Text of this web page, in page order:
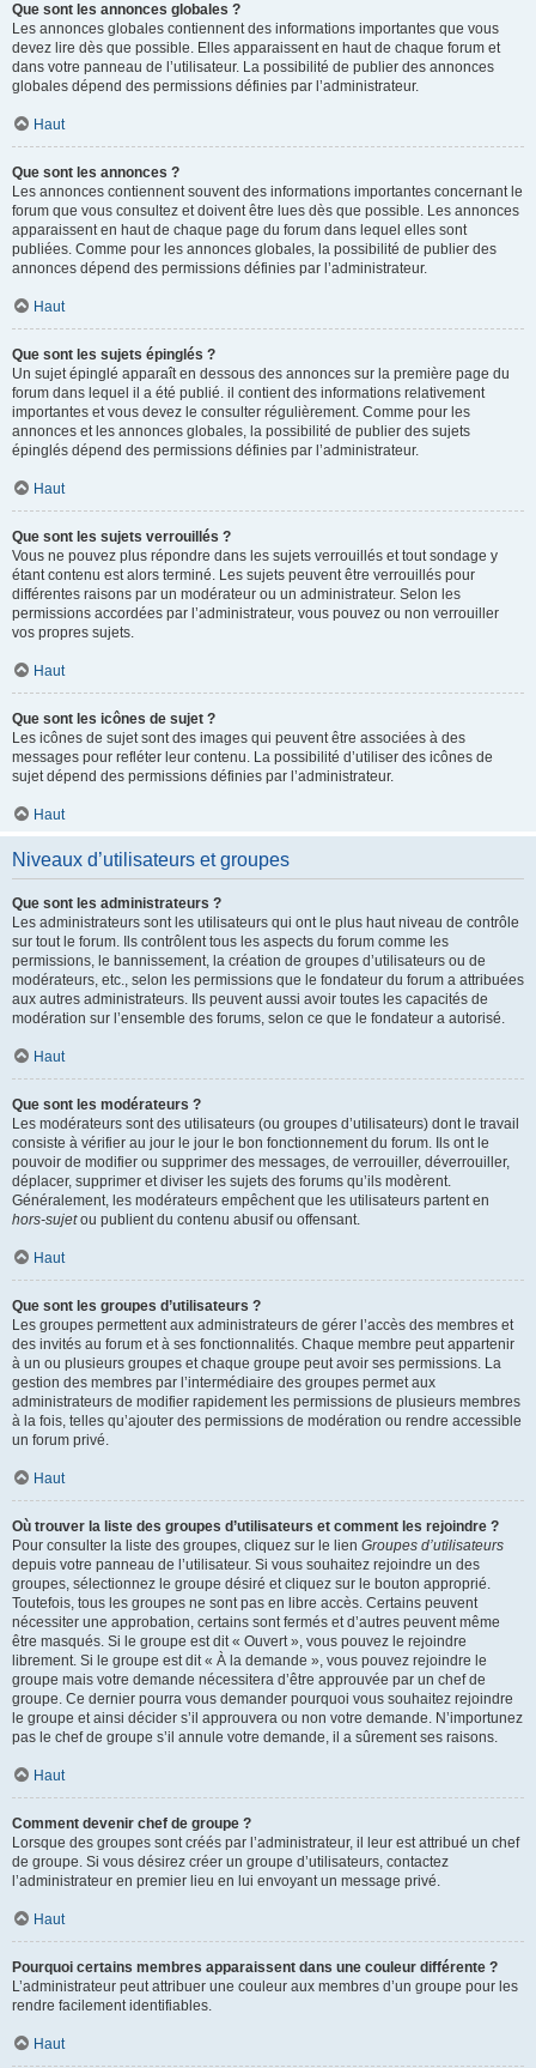
Que sont les annonces globales ?
Les annonces globales contiennent des informations importantes que vous
devez lire dès que possible. Elles apparaissent en haut de chaque forum et
dans votre panneau de l’utilisateur. La possibilité de publier des annonces
globales dépend des permissions définies par l’administrateur.
Haut
Que sont les annonces ?
Les annonces contiennent souvent des informations importantes concernant le
forum que vous consultez et doivent être lues dès que possible. Les annonces
apparaissent en haut de chaque page du forum dans lequel elles sont
publiées. Comme pour les annonces globales, la possibilité de publier des
annonces dépend des permissions définies par l’administrateur.
Haut
Que sont les sujets épinglés ?
Un sujet épinglé apparaît en dessous des annonces sur la première page du
forum dans lequel il a été publié. il contient des informations relativement
importantes et vous devez le consulter régulièrement. Comme pour les
annonces et les annonces globales, la possibilité de publier des sujets
épinglés dépend des permissions définies par l’administrateur.
Haut
Que sont les sujets verrouillés ?
Vous ne pouvez plus répondre dans les sujets verrouillés et tout sondage y
étant contenu est alors terminé. Les sujets peuvent être verrouillés pour
différentes raisons par un modérateur ou un administrateur. Selon les
permissions accordées par l’administrateur, vous pouvez ou non verrouiller
vos propres sujets.
Haut
Que sont les icônes de sujet ?
Les icônes de sujet sont des images qui peuvent être associées à des
messages pour refléter leur contenu. La possibilité d’utiliser des icônes de
sujet dépend des permissions définies par l’administrateur.
Haut
Niveaux d’utilisateurs et groupes
Que sont les administrateurs ?
Les administrateurs sont les utilisateurs qui ont le plus haut niveau de contrôle
sur tout le forum. Ils contrôlent tous les aspects du forum comme les
permissions, le bannissement, la création de groupes d’utilisateurs ou de
modérateurs, etc., selon les permissions que le fondateur du forum a attribuées
aux autres administrateurs. Ils peuvent aussi avoir toutes les capacités de
modération sur l’ensemble des forums, selon ce que le fondateur a autorisé.
Haut
Que sont les modérateurs ?
Les modérateurs sont des utilisateurs (ou groupes d’utilisateurs) dont le travail
consiste à vérifier au jour le jour le bon fonctionnement du forum. Ils ont le
pouvoir de modifier ou supprimer des messages, de verrouiller, déverrouiller,
déplacer, supprimer et diviser les sujets des forums qu’ils modèrent.
Généralement, les modérateurs empêchent que les utilisateurs partent en
hors-sujetou publient du contenu abusif ou offensant.
Haut
Que sont les groupes d’utilisateurs ?
Les groupes permettent aux administrateurs de gérer l’accès des membres et
des invités au forum et à ses fonctionnalités. Chaque membre peut appartenir
à un ou plusieurs groupes et chaque groupe peut avoir ses permissions. La
gestion des membres par l’intermédiaire des groupes permet aux
administrateurs de modifier rapidement les permissions de plusieurs membres
à la fois, telles qu’ajouter des permissions de modération ou rendre accessible
un forum privé.
Haut
Où trouver la liste des groupes d’utilisateurs et comment les rejoindre ?
Pour consulter la liste des groupes, cliquez sur le lien Groupes d’utilisateurs
depuis votre panneau de l’utilisateur. Si vous souhaitez rejoindre un des
groupes, sélectionnez le groupe désiré et cliquez sur le bouton approprié.
Toutefois, tous les groupes ne sont pas en libre accès. Certains peuvent
nécessiter une approbation, certains sont fermés et d’autres peuvent même
être masqués. Si le groupe est dit « Ouvert », vous pouvez le rejoindre
librement. Si le groupe est dit « À la demande », vous pouvez rejoindre le
groupe mais votre demande nécessitera d’être approuvée par un chef de
groupe. Ce dernier pourra vous demander pourquoi vous souhaitez rejoindre
le groupe et ainsi décider s’il approuvera ou non votre demande. N’importunez
pas le chef de groupe s’il annule votre demande, il a sûrement ses raisons.
Haut
Comment devenir chef de groupe ?
Lorsque des groupes sont créés par l’administrateur, il leur est attribué un chef
de groupe. Si vous désirez créer un groupe d’utilisateurs, contactez
l’administrateur en premier lieu en lui envoyant un message privé.
Haut
Pourquoi certains membres apparaissent dans une couleur différente ?
L’administrateur peut attribuer une couleur aux membres d’un groupe pour les
rendre facilement identifiables.
Haut